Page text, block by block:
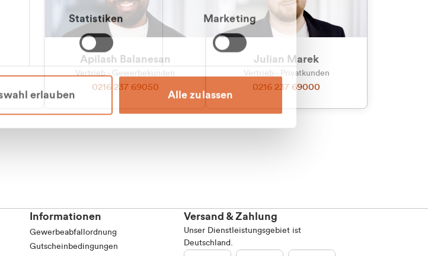
Statistiken Marketing
erlauben Alle zulassen
Apilash Balanesan
Vertrieb - Gewerbekunden
0216 237 69050
Julian Marek
Vertrieb - Privatkunden
0216 237 69000
Informationen
Gewerbeabfallordnung
Gutscheinbedingungen
Versand & Zahlung
Unser Dienstleistungsgebiet ist
Deutschland.